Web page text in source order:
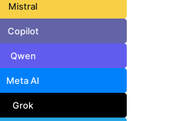
Mistral
Copilot
Qwen
Meta AI
Grok